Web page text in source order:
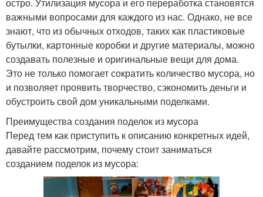
важными вопросами для каждого из нас. Однако, не все
знают, что из обычных отходов, таких как пластиковые
бутылки, картонные коробки и другие материалы, можно
создавать полезные и оригинальные вещи для дома.
Это не только помогает сократить количество мусора, но
и позволяет проявить творчество, сэкономить деньги и
обустроить свой дом уникальными поделками.
Преимущества создания поделок из мусора
Перед тем как приступить к описанию конкретных идей,
давайте рассмотрим, почему стоит заниматься
созданием поделок из мусора: